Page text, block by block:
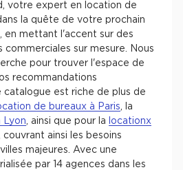
votre expert en location de
la quête de votre prochain
en mettant l'accent sur des
commerciales sur mesure. Nous
pour trouver l'espace de
recommandations
catalogue est riche de plus de
de bureaux à Paris, la
Lyon, ainsi que pour la
locationx
couvrant ainsi les besoins
majeures. Avec une
par 14 agences dans les